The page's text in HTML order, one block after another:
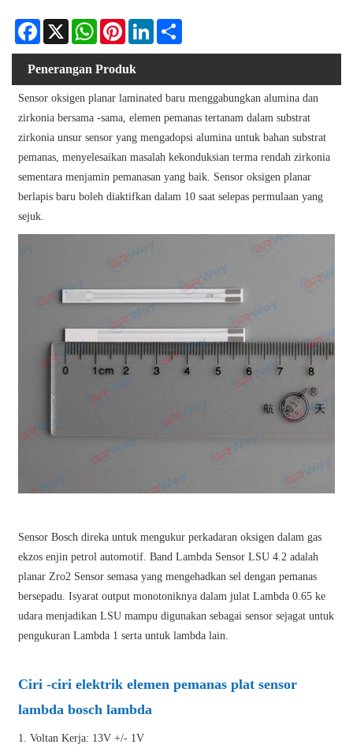
Facebook
X WhatsAppPinterestLinkedIn
Penerangan Produk
Sensor oksigen planar laminated baru menggabungkan alumina dan
zirkonia bersama -sama, elemen pemanas tertanam dalam substrat
zirkonia unsur sensor yang mengadopsi alumina untuk bahan substrat
pemanas, menyelesaikan masalah kekonduksian terma rendah zirkonia
sementara menjamin pemanasan yang baik. Sensor oksigen planar
berlapis baru boleh diaktifkan dalam 10 saat selepas permulaan yang
sejuk.
Sensor Bosch direka untuk mengukur perkadaran oksigen dalam gas
ekzos enjin petrol automotif. Band Lambda Sensor LSU 4.2 adalah
planar Zro2 Sensor semasa yang mengehadkan sel dengan pemanas
bersepadu. Isyarat output monotoniknya dalam julat Lambda 0.65 ke
udara menjadikan LSU mampu digunakan sebagai sensor sejagat untuk
pengukuran Lambda 1 serta untuk lambda lain.
Ciri -ciri elektrik elemen pemanas plat sensor
lambda bosch lambda
1. Voltan Kerja: 13V +/- 1V